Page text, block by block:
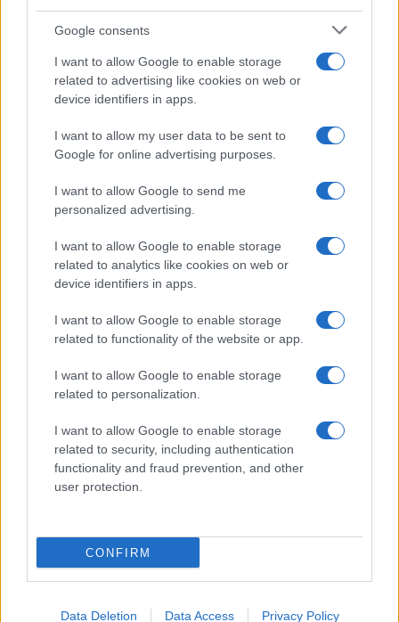
Google consents
I want to allow Google to enable storage
related to advertising like cookies on web or
device identifiers in apps.
I want to allow my user data to be sent to
Google for online advertising purposes.
I want to allow Google to send me
personalized advertising.
I want to allow Google to enable storage
related to analytics like cookies on web or
device identifiers in apps.
I want to allow Google to enable storage
related to functionality of the website or app.
I want to allow Google to enable storage
related to personalization.
I want to allow Google to enable storage
related to security, including authentication
functionality and fraud prevention, and other
user protection.
CONFIRM
Data Deletion Data Access Privacy Policy